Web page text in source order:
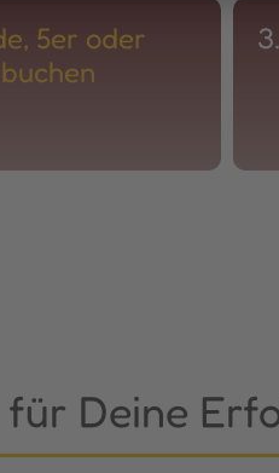
5er oder
3.
Deine